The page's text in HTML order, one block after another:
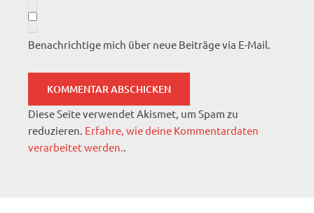
Benachrichtige mich über neue Beiträge via E-Mail.
Diese Seite verwendet Akismet, um Spam zu
reduzieren. Erfahre, wie deine Kommentardaten
verarbeitet werden..